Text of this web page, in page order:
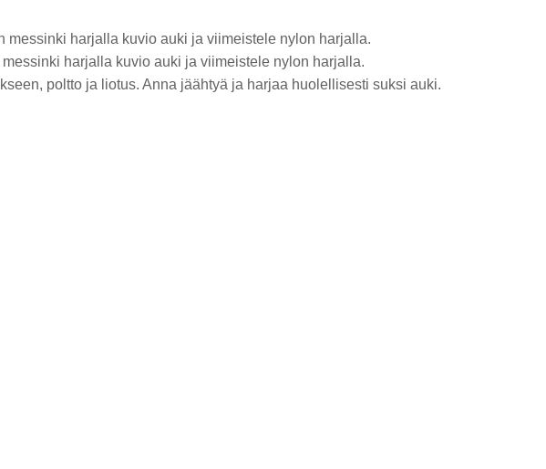
harjalla kuvio auki ja viimeistele nylon harjalla.
harjalla kuvio auki ja viimeistele nylon harjalla.
poltto ja liotus. Anna jäähtyä ja harjaa huolellisesti suksi auki.